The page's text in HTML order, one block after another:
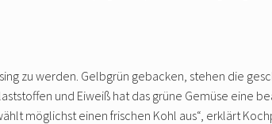
zu werden. Gelbgrün gebacken, stehen die
und Eiweiß hat das grüne Gemüse eine
möglichst einen frischen Kohl aus“, erklärt